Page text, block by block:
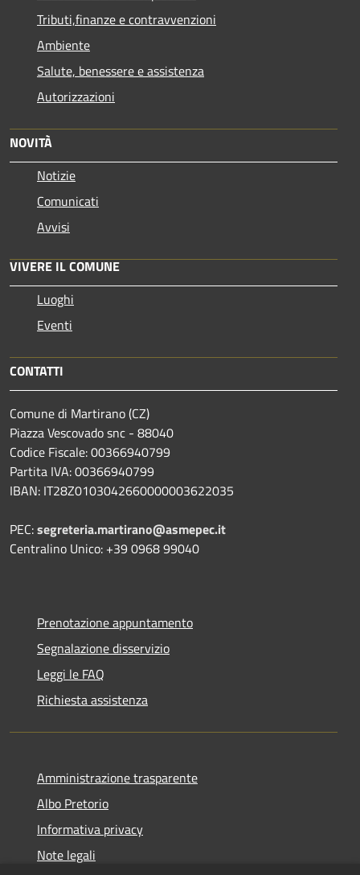
Tributi,finanze e contravvenzioni
Ambiente
Salute, benessere e assistenza
Autorizzazioni
NOVITÀ
Notizie
Comunicati
Avvisi
VIVERE IL COMUNE
Luoghi
Eventi
CONTATTI
Comune di Martirano (CZ)
Piazza Vescovado snc - 88040
Codice Fiscale: 00366940799
Partita IVA: 00366940799
IBAN: IT28Z0103042660000003622035
PEC:segreteria.martirano@asmepec.it
Centralino Unico: +39 0968 99040
Prenotazione appuntamento
Segnalazione disservizio
Leggi le FAQ
Richiesta assistenza
Amministrazione trasparente
Albo Pretorio
Informativa privacy
Note legali